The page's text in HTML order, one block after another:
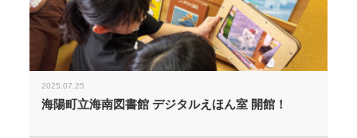
2025.07.25
海陽町立海南図書館 デジタルえほん室 開館！